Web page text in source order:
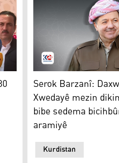
dike qurbanî û li ser
Serok Barzanî:
Kurdistan
Serok Barzanî:
Xwedayê mezin
bibe sedema
aramiyê